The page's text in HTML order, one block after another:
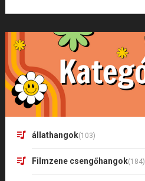
állathangok(103)
Filmzene csengőhangok(184)